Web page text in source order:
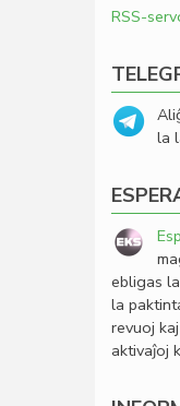
RSS-
la
ebligas
la
revuoj
aktivaĵoj